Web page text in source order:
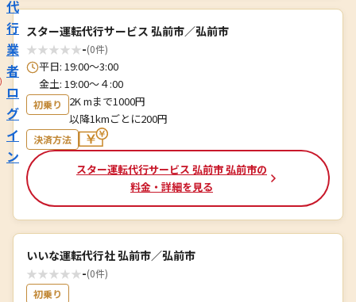
代
行
業
者
ロ
グ
イ
ン
スター運転代行サービス 弘前市／弘前市
★★★★★-(0件)
平日: 19:00〜3:00
金土: 19:00〜４:00
初乗り
2K mまで1000円
以降1kmごとに200円
決済方法
スター運転代行サービス 弘前市 弘前市の
料金・詳細を見る
いいな運転代行社 弘前市／弘前市
★★★★★-(0件)
初乗り